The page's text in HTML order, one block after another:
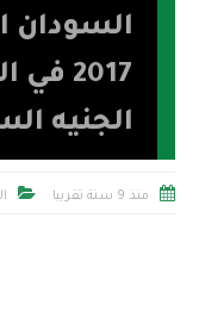
2017
الجنيه
 منذ 9 سنة تقريبا 